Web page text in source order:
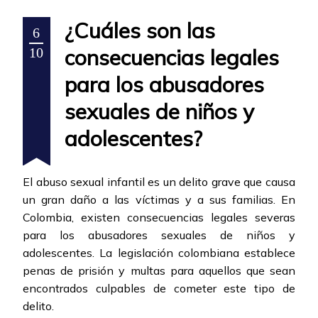
6
10
¿Cuáles son las
consecuencias legales
para los abusadores
sexuales de niños y
adolescentes?
El abuso sexual infantil es un delito grave que causa
un gran daño a las víctimas y a sus familias. En
Colombia, existen consecuencias legales severas
para los abusadores sexuales de niños y
adolescentes. La legislación colombiana establece
penas de prisión y multas para aquellos que sean
encontrados culpables de cometer este tipo de
delito.